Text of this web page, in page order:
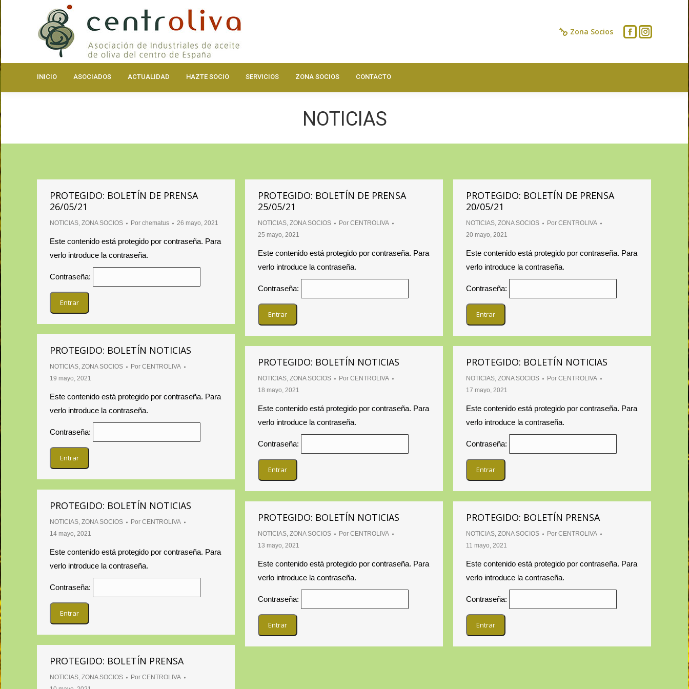
Zona Socios
INICIO ASOCIADOS ACTUALIDAD HAZTE SOCIO SERVICIOS ZONA SOCIOS CONTACTO
NOTICIAS
PROTEGIDO: BOLETÍN DE PRENSA
26/05/21
NOTICIAS, ZONA SOCIOS Por chematus 26 mayo, 2021
Este contenido está protegido por contraseña. Para
verlo introduce la contraseña.
Contraseña:
PROTEGIDO: BOLETÍN DE PRENSA
25/05/21
NOTICIAS, ZONA SOCIOS Por CENTROLIVA
25 mayo, 2021
Este contenido está protegido por contraseña. Para
verlo introduce la contraseña.
Contraseña:
PROTEGIDO: BOLETÍN DE PRENSA
20/05/21
NOTICIAS, ZONA SOCIOS Por CENTROLIVA
20 mayo, 2021
Este contenido está protegido por contraseña. Para
verlo introduce la contraseña.
Contraseña:
PROTEGIDO: BOLETÍN NOTICIAS
NOTICIAS, ZONA SOCIOS Por CENTROLIVA
19 mayo, 2021
Este contenido está protegido por contraseña. Para
verlo introduce la contraseña.
Contraseña:
PROTEGIDO: BOLETÍN NOTICIAS
NOTICIAS, ZONA SOCIOS Por CENTROLIVA
18 mayo, 2021
Este contenido está protegido por contraseña. Para
verlo introduce la contraseña.
Contraseña:
PROTEGIDO: BOLETÍN NOTICIAS
NOTICIAS, ZONA SOCIOS Por CENTROLIVA
17 mayo, 2021
Este contenido está protegido por contraseña. Para
verlo introduce la contraseña.
Contraseña:
PROTEGIDO: BOLETÍN NOTICIAS
NOTICIAS, ZONA SOCIOS Por CENTROLIVA
14 mayo, 2021
Este contenido está protegido por contraseña. Para
verlo introduce la contraseña.
Contraseña:
PROTEGIDO: BOLETÍN NOTICIAS
NOTICIAS, ZONA SOCIOS Por CENTROLIVA
13 mayo, 2021
Este contenido está protegido por contraseña. Para
verlo introduce la contraseña.
Contraseña:
PROTEGIDO: BOLETÍN PRENSA
NOTICIAS, ZONA SOCIOS Por CENTROLIVA
11 mayo, 2021
Este contenido está protegido por contraseña. Para
verlo introduce la contraseña.
Contraseña:
PROTEGIDO: BOLETÍN PRENSA
NOTICIAS, ZONA SOCIOS Por CENTROLIVA
ASOCIADOS